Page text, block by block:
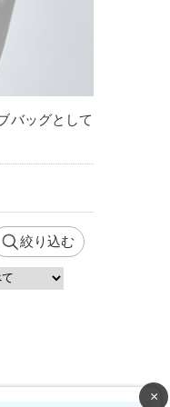
バッグとして
絞り込む